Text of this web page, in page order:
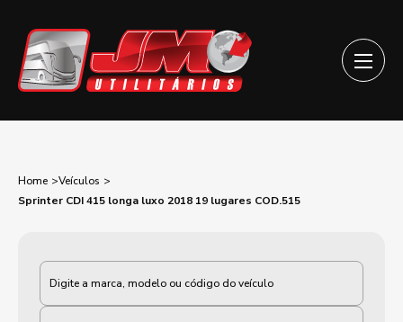
Home
Veículos
Sprinter CDI 415 longa luxo 2018 19 lugares COD.515
Categoria